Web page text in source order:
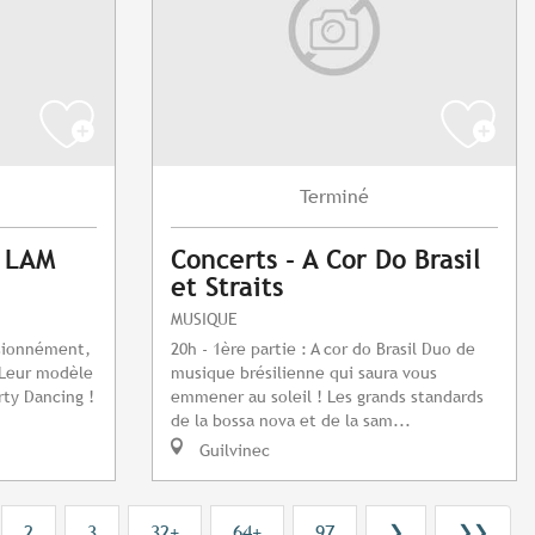
modèle
Dancing !
Terminé
Concerts - A Cor Do Brasil
et Straits
MUSIQUE
20h - 1ère partie : A cor do Brasil Duo de
musique brésilienne qui saura vous
emmener au soleil ! Les grands standards
de la bossa nova et de la sam...
Guilvinec